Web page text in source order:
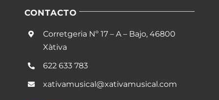
CONTACTO
Corretgeria Nº 17 – A – Bajo, 46800
Xàtiva
622 633 783
xativamusical@xativamusical.com